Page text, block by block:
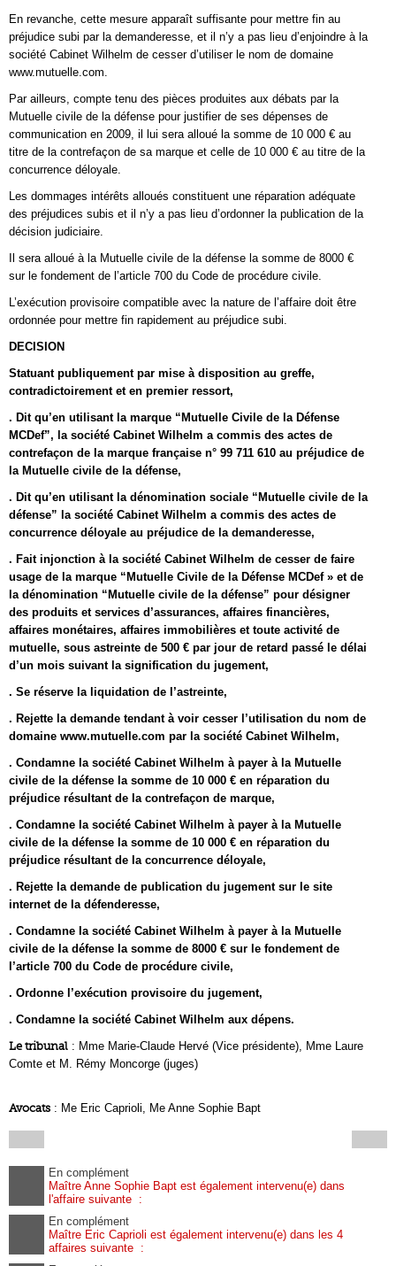
En revanche, cette mesure apparaît suffisante pour mettre fin au
préjudice subi par la demanderesse, et il n’y a pas lieu d’enjoindre à la
société Cabinet Wilhelm de cesser d’utiliser le nom de domaine
www.mutuelle.com.
Par ailleurs, compte tenu des pièces produites aux débats par la
Mutuelle civile de la défense pour justifier de ses dépenses de
communication en 2009, il lui sera alloué la somme de 10 000 € au
titre de la contrefaçon de sa marque et celle de 10 000 € au titre de la
concurrence déloyale.
Les dommages intérêts alloués constituent une réparation adéquate
des préjudices subis et il n’y a pas lieu d’ordonner la publication de la
décision judiciaire.
Il sera alloué à la Mutuelle civile de la défense la somme de 8000 €
sur le fondement de l’article 700 du Code de procédure civile.
L’exécution provisoire compatible avec la nature de l’affaire doit être
ordonnée pour mettre fin rapidement au préjudice subi.
DECISION
Statuant publiquement par mise à disposition au greffe,
contradictoirement et en premier ressort,
. Dit qu’en utilisant la marque “Mutuelle Civile de la Défense
MCDef”, la société Cabinet Wilhelm a commis des actes de
contrefaçon de la marque française n° 99 711 610 au préjudice de
la Mutuelle civile de la défense,
. Dit qu’en utilisant la dénomination sociale “Mutuelle civile de la
défense” la société Cabinet Wilhelm a commis des actes de
concurrence déloyale au préjudice de la demanderesse,
. Fait injonction à la société Cabinet Wilhelm de cesser de faire
usage de la marque “Mutuelle Civile de la Défense MCDef » et de
la dénomination “Mutuelle civile de la défense” pour désigner
des produits et services d’assurances, affaires financières,
affaires monétaires, affaires immobilières et toute activité de
mutuelle, sous astreinte de 500 € par jour de retard passé le délai
d’un mois suivant la signification du jugement,
. Se réserve la liquidation de l’astreinte,
. Rejette la demande tendant à voir cesser l’utilisation du nom de
domaine www.mutuelle.com par la société Cabinet Wilhelm,
. Condamne la société Cabinet Wilhelm à payer à la Mutuelle
civile de la défense la somme de 10 000 € en réparation du
préjudice résultant de la contrefaçon de marque,
. Condamne la société Cabinet Wilhelm à payer à la Mutuelle
civile de la défense la somme de 10 000 € en réparation du
préjudice résultant de la concurrence déloyale,
. Rejette la demande de publication du jugement sur le site
internet de la défenderesse,
. Condamne la société Cabinet Wilhelm à payer à la Mutuelle
civile de la défense la somme de 8000 € sur le fondement de
l’article 700 du Code de procédure civile,
. Ordonne l’exécution provisoire du jugement,
. Condamne la société Cabinet Wilhelm aux dépens.
Le tribunal : Mme Marie-Claude Hervé (Vice présidente), Mme Laure
Comte et M. Rémy Moncorge (juges)
Avocats : Me Eric Caprioli, Me Anne Sophie Bapt
En complément
Maître Anne Sophie Bapt est également intervenu(e) dans
l'affaire suivante :
En complément
Maître Eric Caprioli est également intervenu(e) dans les 4
affaires suivante :